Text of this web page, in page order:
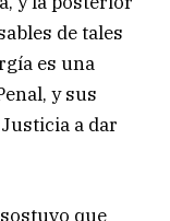
de tales
es una
y sus
a dar
que